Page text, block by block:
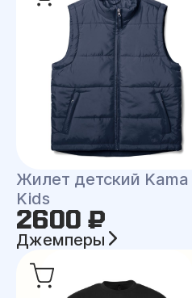
Жилет детский Kama
Kids
2600 ₽
Джемперы